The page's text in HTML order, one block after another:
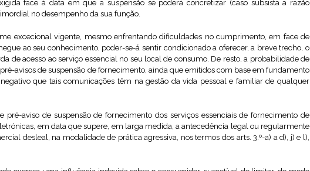
face à data em que a suspensão se poderá concretizar (caso subsista a razão
no desempenho da sua função.
excecional vigente, mesmo enfrentando dificuldades no cumprimento, em face de
ao seu conhecimento, poder-se-á sentir condicionado a oferecer, a breve trecho, o
de acesso ao serviço essencial no seu local de consumo. De resto, a probabilidade de
avisos de suspensão de fornecimento, ainda que emitidos com base em fundamento
que tais comunicações têm na gestão da vida pessoal e familiar de qualquer
pré-aviso de suspensão de fornecimento dos serviços essenciais de fornecimento de
em data que supere, em larga medida, a antecedência legal ou regularmente
desleal, na modalidade de prática agressiva, nos termos dos arts. 3.º-a) a d), j) e l),